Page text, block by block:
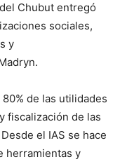
Chubut entregó
sociales,
y
de las utilidades
fiscalización de las
el IAS se hace
herramientas y